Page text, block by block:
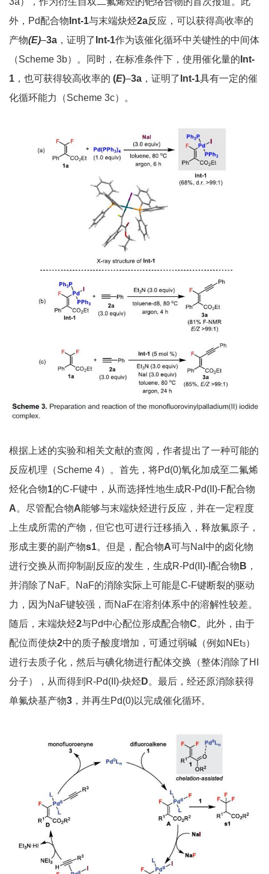
外，Pd配合物 Int-1与末端炔烃2a反应，可以获得高收率的
产物(E)–3a ，证明了 Int-1作为该催化循环中关键性的中间体
（Scheme 3b）。同时，在标准条件下，使用催化量的 Int-
1 ，也可获得较高收率的 (E)–3a ，证明了 Int-1具有一定的催
化循环能力（Scheme 3c）。
根据上述的实验和相关文献的查阅，作者提出了一种可能的
反应机理（Scheme 4）。首先，将Pd(0)氧化加成至二氟烯
烃化合物1的C-F键中，从而选择性地生成R-Pd(II)-F配合物
A。尽管配合物A能够与末端炔烃进行反应，并在一定程度
上生成所需的产物，但它也可进行迁移插入，释放氟原子，
形成主要的副产物s1。但是，配合物A可与NaI中的卤化物
进行交换从而抑制副反应的发生，生成R-Pd(II)-I配合物 B ，
并消除了NaF。NaF的消除实际上可能是C-F键断裂的驱动
力，因为NaF键较强，而NaF在溶剂体系中的溶解性较差。
随后，末端炔烃2与Pd中心配位形成配合物C。此外，由于
配位而使炔2中的质子酸度增加，可通过弱碱（例如NEt3）
进行去质子化，然后与碘化物进行配体交换（整体消除了HI
分子），从而得到R-Pd(II)-炔烃D。最后，经还原消除获得
单氟炔基产物3 ，并再生Pd(0)以完成催化循环。